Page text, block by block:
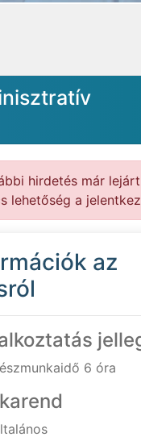
hirdetés már
lehetőség a
az
6 óra